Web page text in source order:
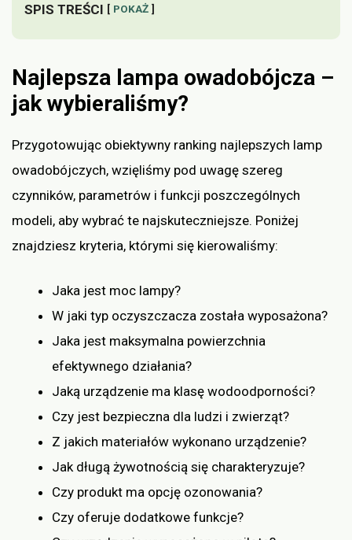
SPIS TREŚCI POKAŻ
Najlepsza lampa owadobójcza –
jak wybieraliśmy?
Przygotowując obiektywny ranking najlepszych lamp
owadobójczych, wzięliśmy pod uwagę szereg
czynników, parametrów i funkcji poszczególnych
modeli, aby wybrać te najskuteczniejsze. Poniżej
znajdziesz kryteria, którymi się kierowaliśmy:
Jaka jest moc lampy?
W jaki typ oczyszczacza została wyposażona?
Jaka jest maksymalna powierzchnia
efektywnego działania?
Jaką urządzenie ma klasę wodoodporności?
Czy jest bezpieczna dla ludzi i zwierząt?
Z jakich materiałów wykonano urządzenie?
Jak długą żywotnością się charakteryzuje?
Czy produkt ma opcję ozonowania?
Czy oferuje dodatkowe funkcje?